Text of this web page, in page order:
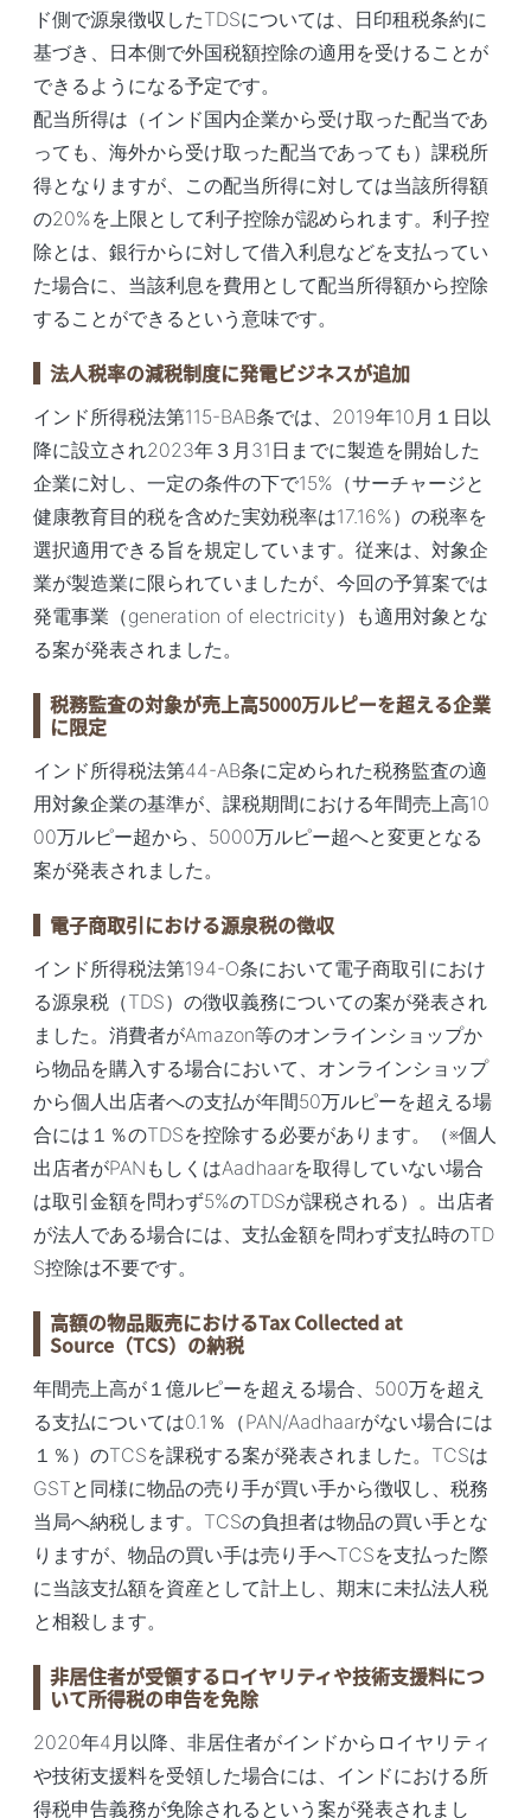
ド側で源泉徴収したTDSについては、日印租税条約に
基づき、日本側で外国税額控除の適用を受けることが
できるようになる予定です。
配当所得は（インド国内企業から受け取った配当であ
っても、海外から受け取った配当であっても）課税所
得となりますが、この配当所得に対しては当該所得額
の20%を上限として利子控除が認められます。利子控
除とは、銀行からに対して借入利息などを支払ってい
た場合に、当該利息を費用として配当所得額から控除
することができるという意味です。
法人税率の減税制度に発電ビジネスが追加
インド所得税法第115-BAB条では、2019年10月１日以
降に設立され2023年３月31日までに製造を開始した
企業に対し、一定の条件の下で15%（サーチャージと
健康教育目的税を含めた実効税率は17.16%）の税率を
選択適用できる旨を規定しています。従来は、対象企
業が製造業に限られていましたが、今回の予算案では
発電事業（generation of electricity）も適用対象とな
る案が発表されました。
税務監査の対象が売上高5000万ルピーを超える企業
に限定
インド所得税法第44-AB条に定められた税務監査の適
用対象企業の基準が、課税期間における年間売上高10
00万ルピー超から、5000万ルピー超へと変更となる
案が発表されました。
電子商取引における源泉税の徴収
インド所得税法第194-O条において電子商取引におけ
る源泉税（TDS）の徴収義務についての案が発表され
ました。消費者がAmazon等のオンラインショップか
ら物品を購入する場合において、オンラインショップ
から個人出店者への支払が年間50万ルピーを超える場
合には１％のTDSを控除する必要があります。（※個人
出店者がPANもしくはAadhaarを取得していない場合
は取引金額を問わず5%のTDSが課税される）。出店者
が法人である場合には、支払金額を問わず支払時のTD
S控除は不要です。
高額の物品販売におけるTax Collected at
Source（TCS）の納税
年間売上高が１億ルピーを超える場合、500万を超え
る支払については0.1％（PAN/Aadhaarがない場合には
１％）のTCSを課税する案が発表されました。TCSは
GSTと同様に物品の売り手が買い手から徴収し、税務
当局へ納税します。TCSの負担者は物品の買い手とな
りますが、物品の買い手は売り手へTCSを支払った際
に当該支払額を資産として計上し、期末に未払法人税
と相殺します。
非居住者が受領するロイヤリティや技術支援料につ
いて所得税の申告を免除
2020年4月以降、非居住者がインドからロイヤリティ
や技術支援料を受領した場合には、インドにおける所
得税申告義務が免除されるという案が発表されまし